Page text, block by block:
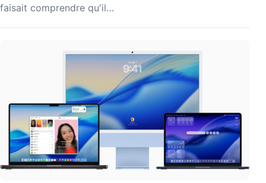
faisait comprendre qu'il…